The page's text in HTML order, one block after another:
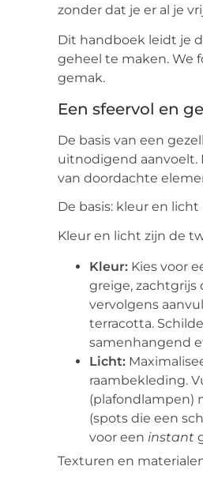
zonder dat je er al je
Dit handboek leidt je
geheel te maken. We
gemak.
Een sfeervol en
De basis van een
uitnodigend aanvoelt.
van doordachte
De basis: kleur en licht
Kleur en licht zijn de
Kleur: Kies voor
greige, zachtgrijs
vervolgens
terracotta.
samenhangend
Licht:
raambekleding.
(plafondlampen)
(spots die een
voor een instant
Texturen en